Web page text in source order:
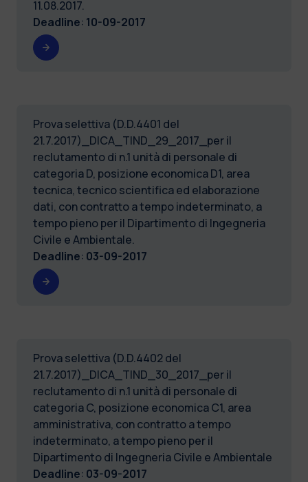
11.08.2017.
Deadline: 10-09-2017
Prova selettiva (D.D.4401 del
21.7.2017)_DICA_TIND_29_2017_per il
reclutamento di n.1 unità di personale di
categoria D, posizione economica D1, area
tecnica, tecnico scientifica ed elaborazione
dati, con contratto a tempo indeterminato, a
tempo pieno per il Dipartimento di Ingegneria
Civile e Ambientale.
Deadline: 03-09-2017
Prova selettiva (D.D.4402 del
21.7.2017)_DICA_TIND_30_2017_per il
reclutamento di n.1 unità di personale di
categoria C, posizione economica C1, area
amministrativa, con contratto a tempo
indeterminato, a tempo pieno per il
Dipartimento di Ingegneria Civile e Ambientale
Deadline: 03-09-2017